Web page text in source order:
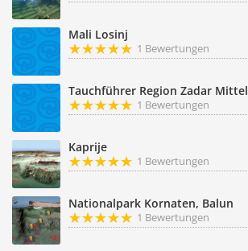
Mali Losinj
1 Bewertungen
Tauchführer Region Zadar
1 Bewertungen
Kaprije
1 Bewertungen
Nationalpark Kornaten, Balun
1 Bewertungen